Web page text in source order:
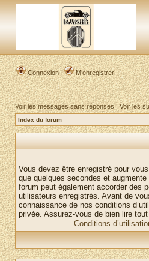
Connexion M’enregistrer
Voir les messages sans réponses|Voir les
Index du forum
Vous devez être enregistré pour
que quelques secondes et
forum peut également accorder des
utilisateurs enregistrés. Avant de
connaissance de nos conditions
privée. Assurez-vous de bien lire
Conditions